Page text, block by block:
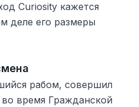
Curiosity кажется
деле его размеры
рабом, совершил
время Гражданской